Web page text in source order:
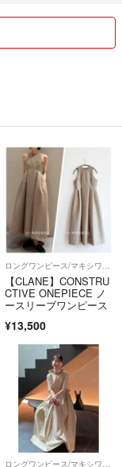
【CLANE】CONSTRU
CTIVE ONEPIECE ノ
ースリーブワンピース
¥13,500